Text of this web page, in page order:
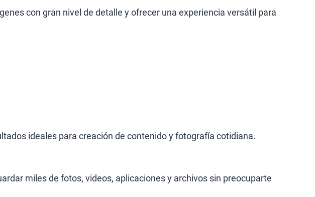
con gran nivel de detalle y ofrecer una experiencia versátil para
ideales para creación de contenido y fotografía cotidiana.
miles de fotos, videos, aplicaciones y archivos sin preocuparte